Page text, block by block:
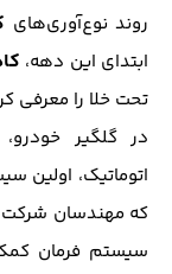
روند نوع‌آوری‌های
ابتدای این دهه،
تحت خلا را معرفی
در گلگیر
اتوماتیک، اولین
که مهندسان شرکت
سیستم فرمان